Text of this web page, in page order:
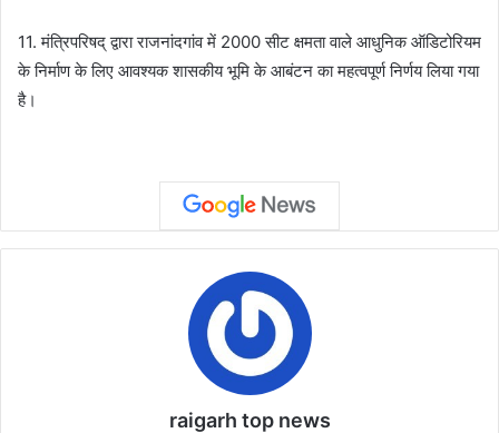
11. मंत्रिपरिषद् द्वारा राजनांदगांव में 2000 सीट क्षमता वाले आधुनिक ऑडिटोरियम
के निर्माण के लिए आवश्यक शासकीय भूमि के आबंटन का महत्वपूर्ण निर्णय लिया गया
है।
raigarh top news